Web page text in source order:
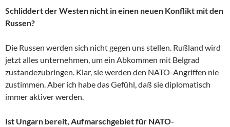
Schliddert der Westen nicht in einen neuen Konflikt mit den
Russen?
Die Russen werden sich nicht gegen uns stellen. Rußland wird
jetzt alles unternehmen, um ein Abkommen mit Belgrad
zustandezubringen. Klar, sie werden den NATO-Angriffen nie
zustimmen. Aber ich habe das Gefühl, daß sie diplomatisch
immer aktiver werden.
Ist Ungarn bereit, Aufmarschgebiet für NATO-